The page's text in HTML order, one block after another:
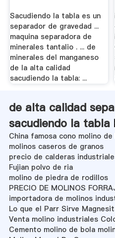
Sacudiendo la tabla es un
separador de gravedad ...
maquina separadora de
minerales tantalio . ... de
minerales del manganeso
de la alta calidad
sacudiendo la tabla: ...
de alta calidad
sacudiendo la tabla
China famosa cono molino
molinos caseros de granos
precio de calderas
Fujian polvo de ria
molino de piedra de rodillos
PRECIO DE MOLINOS
importadora de molinos
Lo que el Parr Sirve
Venta molino industriales
Cemento molino de bola